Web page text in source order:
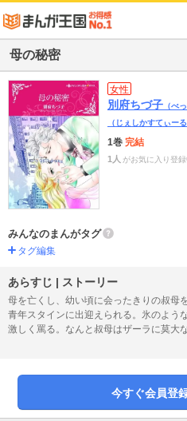
母の秘密
女性
別府ちづ子 （べ
（じぇしかすてぃーる
1巻 完結
1人 がお気に入り登録
みんなのまんがタグ
タグ編集
あらすじ | ストーリー
母を亡くし、幼い頃に会ったきりの叔母
青年スタインに出迎えられる。氷のよう
激しく罵る。なんと叔母はザーラに莫大
だ。寝耳に水だったがスタインは彼女
条件として半年間、邸に滞在することに
今すぐ会員登